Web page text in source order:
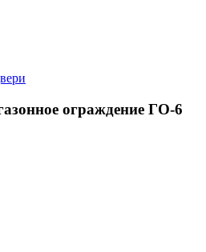
ограждение ГО-6